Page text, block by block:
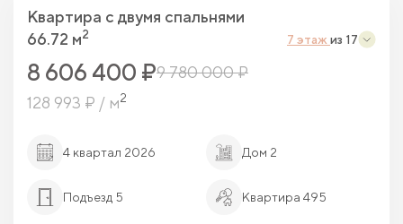
Квартира c двумя спальнями
66.72 м2 7 этаж из 17
8 606 400 ₽9 780 000 ₽
128 993 ₽ / м2
4 квартал 2026 Дом 2
Подъезд 5 Квартира 495